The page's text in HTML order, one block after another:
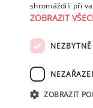
shromáždili při
ZOBRAZIT
ZOBRAZIT